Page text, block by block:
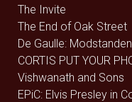
The Invite
The End of Oak Street
De Gaulle:
CORTIS PUT YOUR
Vishwanath and Sons
EPiC: Elvis Presley in